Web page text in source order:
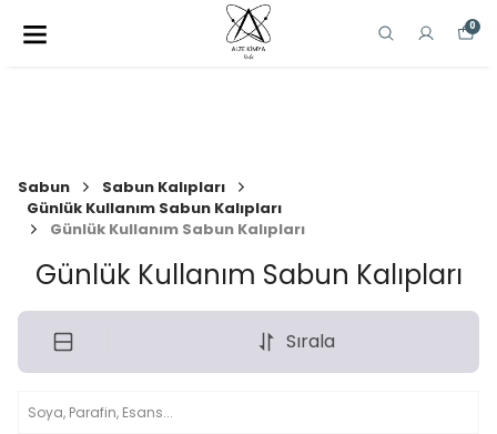
0
Sabun
Sabun Kalıpları
Günlük Kullanım Sabun Kalıpları
Günlük Kullanım Sabun Kalıpları
Günlük Kullanım Sabun Kalıpları
Sırala